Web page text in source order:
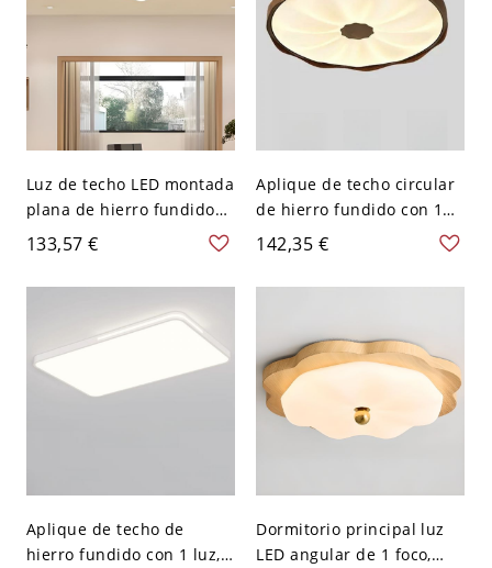
Luz de techo LED montada
plana de hierro fundido
Art Deco de 1 luz para
salón con conexión
eléctrica directa,
cuadrada, 110V-120V,
133,57 €
Aplique de techo circular
de hierro fundido con 1
luz, lámpara LED, pantalla
de resina, montaje plano
para uso residencial,
142,35 €
Aplique de techo de
hierro fundido con 1 luz,
Dormitorio principal luz
LED angular de 1 foco,